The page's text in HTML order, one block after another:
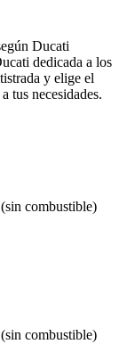
Ducati
dedicada a los
y elige el
tus necesidades.
combustible)
combustible)